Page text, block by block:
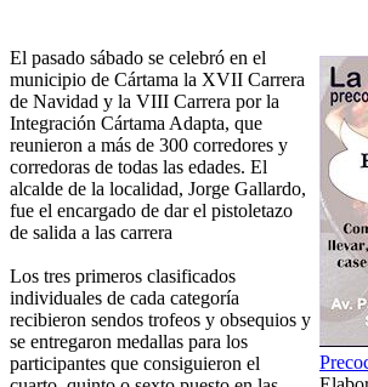
El pasado sábado se celebró en el
municipio de Cártama la XVII Carrera
de Navidad y la VIII Carrera por la
Integración Cártama Adapta, que
reunieron a más de 300 corredores y
corredoras de todas las edades. El
alcalde de la localidad, Jorge Gallardo,
fue el encargado de dar el pistoletazo
de salida a las carrera
Los tres primeros clasificados
individuales de cada categoría
recibieron sendos trofeos y obsequios y
se entregaron medallas para los
participantes que consiguieron el